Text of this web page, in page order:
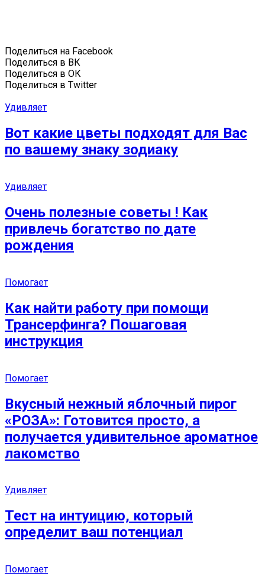
Поделиться на Facebook
Поделиться в ВК
Поделиться в ОК
Поделиться в Twitter
Удивляет
Вот какие цветы подходят для Вас
по вашему знаку зодиаку
Удивляет
Очень полезные советы ! Как
привлечь богатство по дате
рождения
Помогает
Как найти работу при помощи
Трансерфинга? Пошаговая
инструкция
Помогает
Вкусный нежный яблочный пирог
«РОЗА»: Готовится просто, а
получается удивительное ароматное
лакомство
Удивляет
Тест на интуицию, который
определит ваш потенциал
Помогает